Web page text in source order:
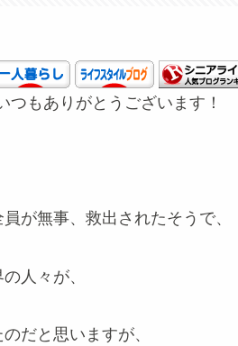
つもありがとうございます！
が無事、救出されたそうで、
人々が、
だと思いますが、